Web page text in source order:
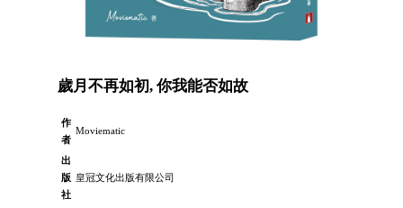
歲月不再如初, 你我能否如故
作
者
Moviematic
出
版
社
皇冠文化出版有限公司